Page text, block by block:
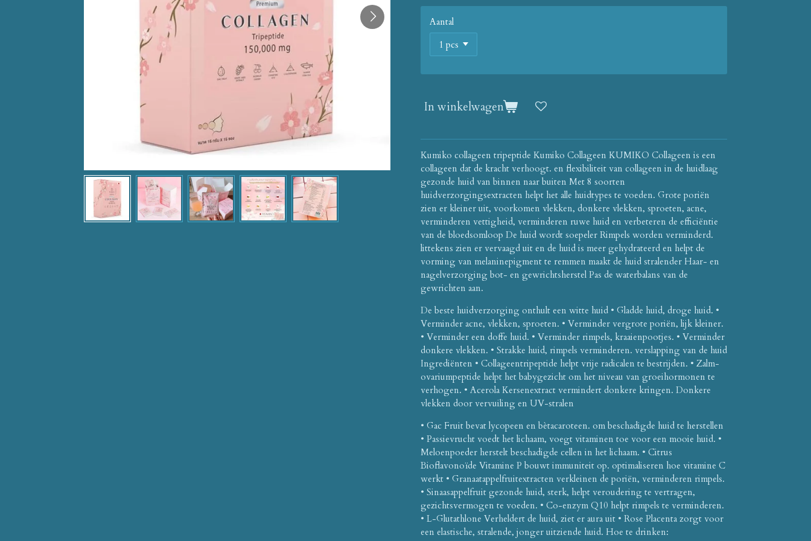
Aantal
In winkelwagen
Kumiko collageen tripeptide Kumiko Collageen KUMIKO Collageen is een
collageen dat de kracht verhoogt. en flexibiliteit van collageen in de huidlaag
gezonde huid van binnen naar buiten Met 8 soorten
huidverzorgingsextracten helpt het alle huidtypes te voeden. Grote poriën
zien er kleiner uit, voorkomen vlekken, donkere vlekken, sproeten, acne,
verminderen vettigheid, verminderen ruwe huid en verbeteren de efficiëntie
van de bloedsomloop De huid wordt soepeler Rimpels worden verminderd.
littekens zien er vervaagd uit en de huid is meer gehydrateerd en helpt de
vorming van melaninepigment te remmen maakt de huid stralender Haar- en
nagelverzorging bot- en gewrichtsherstel Pas de waterbalans van de
gewrichten aan.
De beste huidverzorging onthult een witte huid • Gladde huid, droge huid. •
Verminder acne, vlekken, sproeten. • Verminder vergrote poriën, lijk kleiner.
• Verminder een doffe huid. • Verminder rimpels, kraaienpootjes. • Verminder
donkere vlekken. • Strakke huid, rimpels verminderen. verslapping van de huid
Ingrediënten • Collageentripeptide helpt vrije radicalen te bestrijden. • Zalm-
ovariumpeptide helpt het babygezicht om het niveau van groeihormonen te
verhogen. • Acerola Kersenextract vermindert donkere kringen. Donkere
vlekken door vervuiling en UV-stralen
• Gac Fruit bevat lycopeen en bètacaroteen. om beschadigde huid te herstellen
• Passievrucht voedt het lichaam, voegt vitaminen toe voor een mooie huid. •
Meloenpoeder herstelt beschadigde cellen in het lichaam. • Citrus
Bioflavonoïde Vitamine P bouwt immuniteit op. optimaliseren hoe vitamine C
werkt • Granaatappelfruitextracten verkleinen de poriën, verminderen rimpels.
• Sinaasappelfruit gezonde huid, sterk, helpt veroudering te vertragen,
gezichtsvermogen te voeden. • Co-enzym Q10 helpt rimpels te verminderen.
• L-Glutathlone Verheldert de huid, ziet er aura uit • Rose Placenta zorgt voor
een elastische, stralende, jonger uitziende huid. Hoe te drinken: